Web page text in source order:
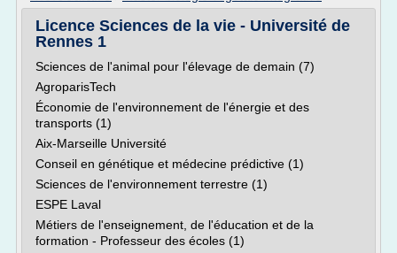
Licence Sciences de la vie - Université de
Rennes 1
Sciences de l'animal pour l'élevage de demain (7)
AgroparisTech
Économie de l'environnement de l'énergie et des
transports (1)
Aix-Marseille Université
Conseil en génétique et médecine prédictive (1)
Sciences de l'environnement terrestre (1)
ESPE Laval
Métiers de l'enseignement, de l'éducation et de la
formation - Professeur des écoles (1)